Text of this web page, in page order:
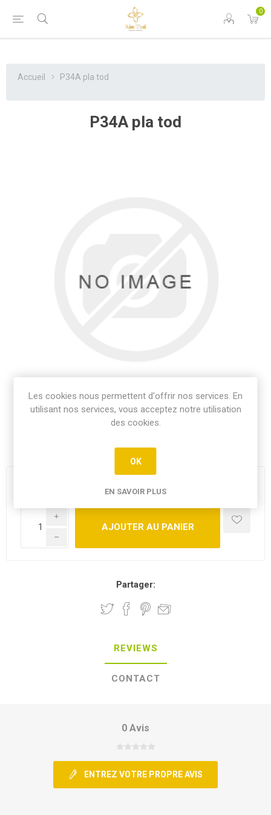
0
Accueil P34A pla tod
P34A pla tod
19,50€
i
h
Partager:
REVIEWS
CONTACT
0 Avis
ENTREZ VOTRE PROPRE AVIS
Les cookies nous permettent d'offrir nos services. En
utilisant nos services, vous acceptez notre utilisation
des cookies.
OK
EN SAVOIR PLUS